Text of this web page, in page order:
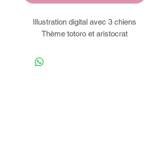
Illustration digital avec 3 chiens
Thème totoro et aristocrat